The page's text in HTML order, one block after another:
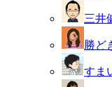
三井
勝ど
すま